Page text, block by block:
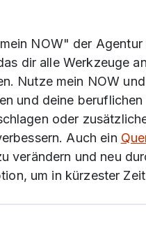
NOW" der
dir alle Werkzeuge
Nutze mein NOW
und deine
oder
Auch ein
verändern und neu
um in kürzester